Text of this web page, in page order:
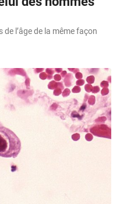
l’âge de la même façon